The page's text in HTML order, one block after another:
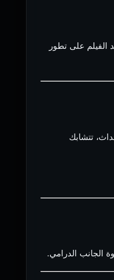
الفيلم على تطور
تتشابك
الجانب الدرامي.